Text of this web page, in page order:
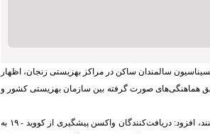
سالمندان ساکن در مراکز بهزیستی زنجان، اظهار
طبق هماهنگی‌های صورت گرفته بین سازمان بهزیستی کشور و
وی با بیان اینکه سالمندان دو دوز واکسن را با فاصله ۲۸ روز دریافت می‌کنند، افزود: دریافت‌کنندگان واکسن پیشگیری از کووید - ۱۹ به